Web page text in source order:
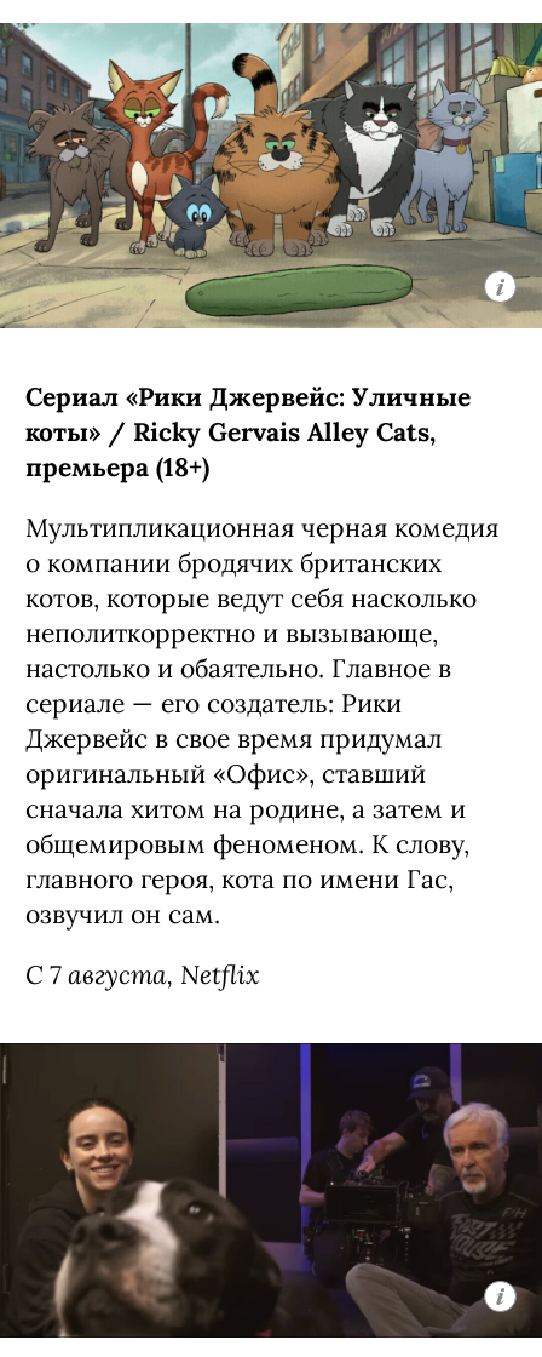
«У меня на районе»), которая
вынужденно переехала в Колорадо к
семье Уолтерсов — счастливым
родителям семи сыновей и одной
дочери. Четвертую порцию их
приключений создатели уже
анонсировали заранее:
предварительно, она выйдет в
следующем году.
Сериал «Рики Джервейс: Уличные
коты» / Ricky Gervais Alley Cats,
премьера (18+)
о компании бродячих британских
неполиткорректно и вызывающе,
настолько и обаятельно. Главное в
сериале — его создатель: Рики
Джервейс в свое время придумал
оригинальный «Офис», ставший
сначала хитом на родине, а затем и
общемировым феноменом. К слову,
главного героя, кота по имени Гас,
озвучил он сам.